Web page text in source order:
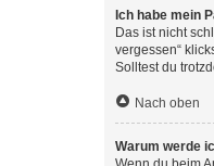
Ich habe mein
Das ist nicht
vergessen“
Solltest du
Nach oben
Warum werde